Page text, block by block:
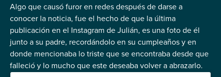
Algo que causó furor en redes después de darse a
conocer la noticia, fue el hecho de que la última
publicación en el Instagram de Julián, es una foto de él
junto a su padre, recordándolo en su cumpleaños y en
donde mencionaba lo triste que se encontraba desde que
falleció y lo mucho que este deseaba volver a abrazarlo.